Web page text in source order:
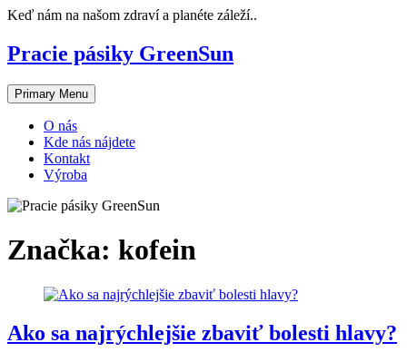
Skip
content
Keď nám na našom zdraví a planéte záleží..
Pracie pásiky GreenSun
Primary Menu
O nás
Kde nás nájdete
Kontakt
Výroba
Značka: kofein
Ako sa najrýchlejšie zbaviť bolesti hlavy?